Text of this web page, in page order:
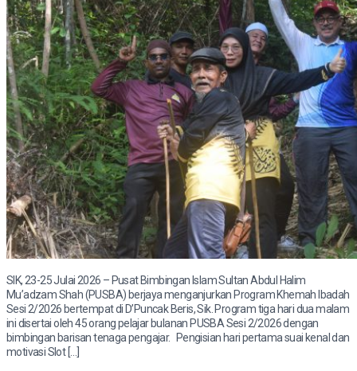
SIK, 23-25 Julai 2026 – Pusat Bimbingan Islam Sultan Abdul Halim
Mu’adzam Shah (PUSBA) berjaya menganjurkan Program Khemah Ibadah
Sesi 2/2026 bertempat di D’Puncak Beris, Sik. Program tiga hari dua malam
ini disertai oleh 45 orang pelajar bulanan PUSBA Sesi 2/2026 dengan
bimbingan barisan tenaga pengajar. Pengisian hari pertama suai kenal dan
motivasi Slot […]